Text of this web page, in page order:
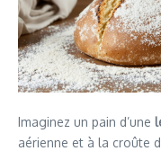
Imaginez un pain d’une
aérienne et à la croûte